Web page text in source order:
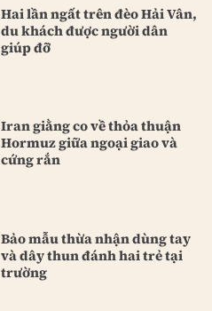
Hai lần ngất trên đèo Hải Vân,
du khách được người dân
giúp đỡ
Iran giằng co về thỏa thuận
Hormuz giữa ngoại giao và
cứng rắn
Bảo mẫu thừa nhận dùng tay
và dây thun đánh hai trẻ tại
trường